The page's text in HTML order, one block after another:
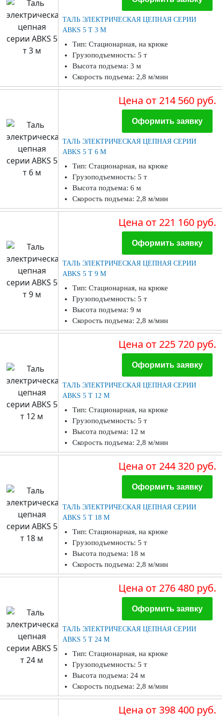
ТАЛЬ ЭЛЕКТРИЧЕСКАЯ ЦЕПНАЯ СЕРИИ
ABKS 5 Т 3 М
Тип: Стационарная, на крюке
Грузоподъемность: 5 т
Высота подъема: 3 м
Скорость подъема: 2,8 м/мин
Цена от 214 560 руб.
Оформить заявку
ТАЛЬ ЭЛЕКТРИЧЕСКАЯ ЦЕПНАЯ СЕРИИ
ABKS 5 Т 6 М
Тип: Стационарная, на крюке
Грузоподъемность: 5 т
Высота подъема: 6 м
Скорость подъема: 2,8 м/мин
Цена от 221 160 руб.
Оформить заявку
ТАЛЬ ЭЛЕКТРИЧЕСКАЯ ЦЕПНАЯ СЕРИИ
ABKS 5 Т 9 М
Тип: Стационарная, на крюке
Грузоподъемность: 5 т
Высота подъема: 9 м
Скорость подъема: 2,8 м/мин
Цена от 225 720 руб.
Оформить заявку
ТАЛЬ ЭЛЕКТРИЧЕСКАЯ ЦЕПНАЯ СЕРИИ
ABKS 5 Т 12 М
Тип: Стационарная, на крюке
Грузоподъемность: 5 т
Высота подъема: 12 м
Скорость подъема: 2,8 м/мин
Цена от 244 320 руб.
Оформить заявку
ТАЛЬ ЭЛЕКТРИЧЕСКАЯ ЦЕПНАЯ СЕРИИ
ABKS 5 Т 18 М
Тип: Стационарная, на крюке
Грузоподъемность: 5 т
Высота подъема: 18 м
Скорость подъема: 2,8 м/мин
Цена от 276 480 руб.
Оформить заявку
ТАЛЬ ЭЛЕКТРИЧЕСКАЯ ЦЕПНАЯ СЕРИИ
ABKS 5 Т 24 М
Тип: Стационарная, на крюке
Грузоподъемность: 5 т
Высота подъема: 24 м
Скорость подъема: 2,8 м/мин
Цена от 398 400 руб.